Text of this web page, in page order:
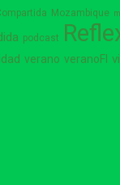
Mozambique
podcast
verano veranoFI